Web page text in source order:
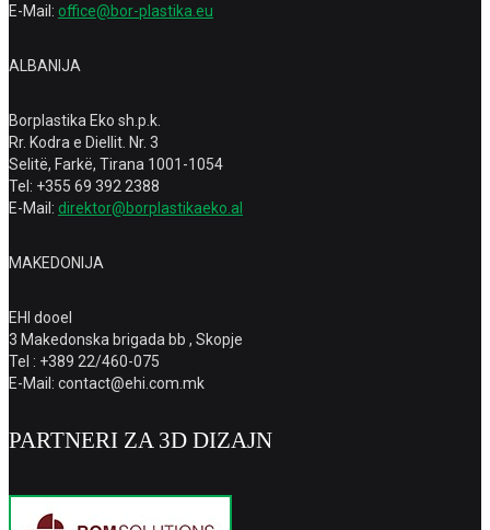
E-Mail: office@bor-plastika.eu
ALBANIJA
Borplastika Eko sh.p.k.
Rr. Kodra e Diellit. Nr. 3
Selitë, Farkë, Tirana 1001-1054
Tel: +355 69 392 2388
E-Mail: direktor@borplastikaeko.al
MAKEDONIJA
EHI dooel
3 Makedonska brigada bb , Skopje
Tel : +389 22/460-075
E-Mail: contact@ehi.com.mk
PARTNERI ZA 3D DIZAJN